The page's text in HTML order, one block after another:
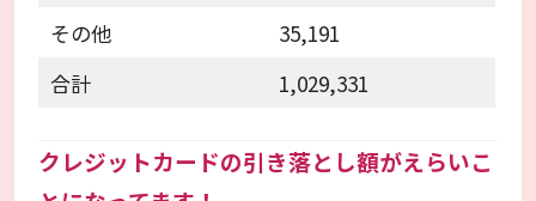
その他
35,191
合計
1,029,331
クレジットカードの引き落とし額がえらいこ